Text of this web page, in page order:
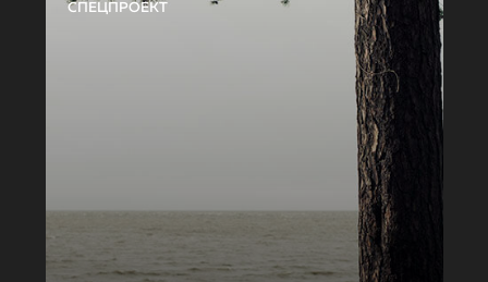
СПЕЦПРОЕКТ